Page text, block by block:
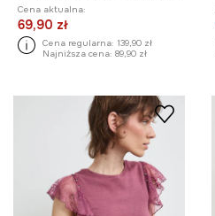
Cena aktualna:
69,90 zł
Cena regularna: 139,90 zł
Najniższa cena: 89,90 zł